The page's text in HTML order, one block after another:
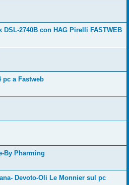
2740B con HAG Pirelli FASTWEB
pc a Fastweb
By Pharming
Devoto-Oli Le Monnier sul pc